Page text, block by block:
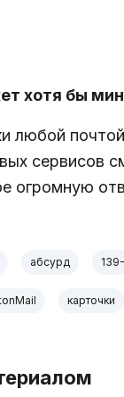
хотя бы
любой
сервисов
огромную
абсурд
карточки